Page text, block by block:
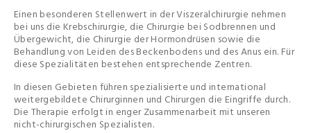
Einen besonderen Stellenwert in der Viszeralchirurgie nehmen
bei uns die Krebschirurgie, die Chirurgie bei Sodbrennen und
Übergewicht, die Chirurgie der Hormondrüsen sowie die
Behandlung von Leiden des Beckenbodens und des Anus ein. Für
diese Spezialitäten bestehen entsprechende Zentren.
In diesen Gebieten führen spezialisierte und international
weitergebildete Chirurginnen und Chirurgen die Eingriffe durch.
Die Therapie erfolgt in enger Zusammenarbeit mit unseren
nicht-chirurgischen Spezialisten.